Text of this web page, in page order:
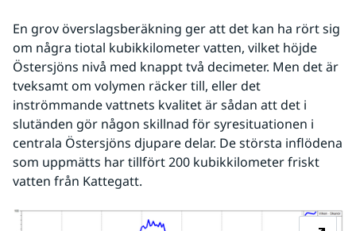
En grov överslagsberäkning ger att det kan ha rört sig
om några tiotal kubikkilometer vatten, vilket höjde
Östersjöns nivå med knappt två decimeter. Men det är
tveksamt om volymen räcker till, eller det
inströmmande vattnets kvalitet är sådan att det i
slutänden gör någon skillnad för syresituationen i
centrala Östersjöns djupare delar. De största inflödena
som uppmätts har tillfört 200 kubikkilometer friskt
vatten från Kattegatt.